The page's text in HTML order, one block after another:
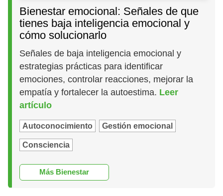
Bienestar emocional: Señales de que
tienes baja inteligencia emocional y
cómo solucionarlo
Señales de baja inteligencia emocional y
estrategias prácticas para identificar
emociones, controlar reacciones, mejorar la
empatía y fortalecer la autoestima. Leer
artículo
Autoconocimiento Gestión emocional
Consciencia
Más Bienestar